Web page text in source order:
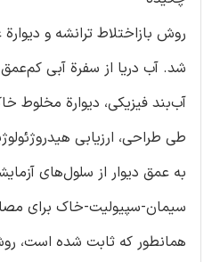
آب‌بند فیزیکی، دیوارة مخلوط خاکی
طی طراحی، ارزیابی